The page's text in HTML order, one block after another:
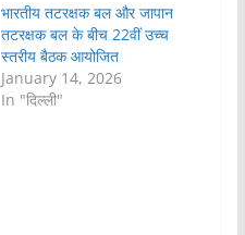
भारतीय तटरक्षक बल और जापान
तटरक्षक बल के बीच 22वीं उच्च
स्तरीय बैठक आयोजित
January 14, 2026
In "दिल्ली"